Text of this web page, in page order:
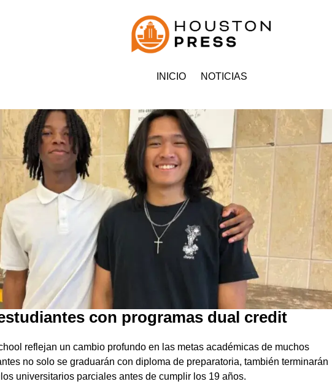
INICIO NOTICIAS
con programas dual credit
reflejan un cambio profundo en las metas académicas de muchos
no solo se graduarán con diploma de preparatoria, también terminarán
universitarios parciales antes de cumplir los 19 años.